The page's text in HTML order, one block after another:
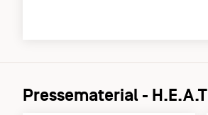
Pressematerial - H.E.A.T